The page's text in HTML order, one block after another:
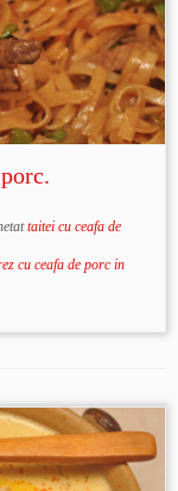
taitei cu ceafa de
cu ceafa de porc in